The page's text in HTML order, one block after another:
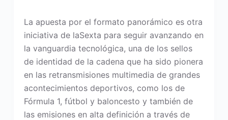
La apuesta por el formato panorámico es otra
iniciativa de laSexta para seguir avanzando en
la vanguardia tecnológica, una de los sellos
de identidad de la cadena que ha sido pionera
en las retransmisiones multimedia de grandes
acontecimientos deportivos, como los de
Fórmula 1, fútbol y baloncesto y también de
las emisiones en alta definición a través de